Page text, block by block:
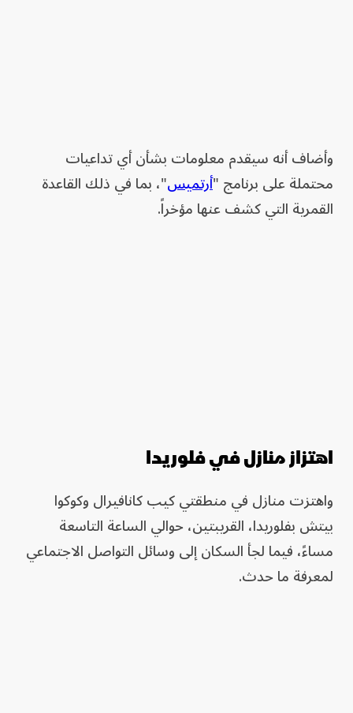
وأضاف أنه سيقدم معلومات بشأن أي تداعيات
محتملة على برنامج "أرتميس"، بما في ذلك القاعدة
القمرية التي كشف عنها مؤخراً.
اهتزاز منازل في فلوريدا
واهتزت منازل في منطقتي كيب كانافيرال وكوكوا
بيتش بفلوريدا، القريبتين، حوالي الساعة التاسعة
مساءً، فيما لجأ السكان إلى وسائل التواصل الاجتماعي
لمعرفة ما حدث.